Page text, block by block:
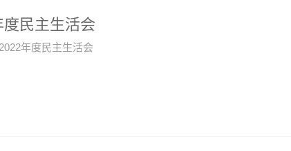
民主生活会
年度民主生活会